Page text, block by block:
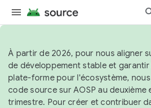
À partir de 2026, pour nous aligner
de développement stable et garantir
plate-forme pour l'écosystème,
code source sur AOSP au deuxième
trimestre. Pour créer et contribuer